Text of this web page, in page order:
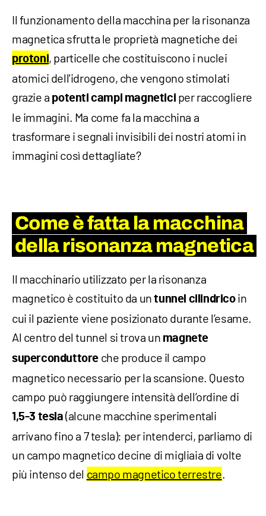
Il funzionamento della macchina per la risonanza
magnetica sfrutta le proprietà magnetiche dei
protoni, particelle che costituiscono i nuclei
atomici dell'idrogeno, che vengono stimolati
grazie a potenti campi magnetici per raccogliere
le immagini. Ma come fa la macchina a
trasformare i segnali invisibili dei nostri atomi in
immagini così dettagliate?
Come è fatta la macchina
della risonanza magnetica
Il macchinario utilizzato per la risonanza
magnetico è costituito da untunnel cilindricoin
cui il paziente viene posizionato durante l’esame.
Al centro del tunnel si trova un magnete
superconduttore che produce il campo
magnetico necessario per la scansione. Questo
campo può raggiungere intensità dell’ordine di
1,5-3 tesla (alcune macchine sperimentali
arrivano fino a 7 tesla): per intenderci, parliamo di
un campo magnetico decine di migliaia di volte
più intenso del campo magnetico terrestre.